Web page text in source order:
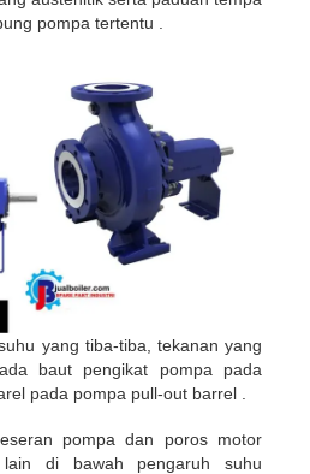
pompa tertentu .
yang tiba-tiba, tekanan yang
baut pengikat pompa pada
pada pompa pull-out barrel .
pompa dan poros motor
di bawah pengaruh suhu